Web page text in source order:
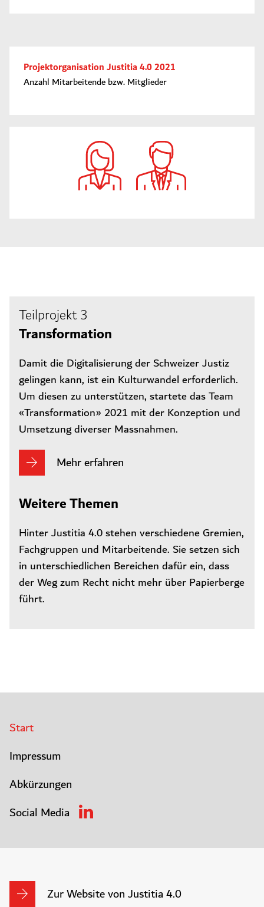
Projektorganisation Justitia 4.0 2021
Anzahl Mitarbeitende bzw. Mitglieder
Teilprojekt 3
Transformation
Damit die Digitalisierung der Schweizer Justiz
gelingen kann, ist ein Kulturwandel erforderlich.
Um diesen zu unterstützen, startete das Team
«Transformation» 2021 mit der Konzeption und
Umsetzung diverser Massnahmen.
Mehr erfahren
Weitere Themen
Hinter Justitia 4.0 stehen verschiedene Gremien,
Fachgruppen und Mitarbeitende. Sie setzen sich
in unterschiedlichen Bereichen dafür ein, dass
der Weg zum Recht nicht mehr über Papierberge
führt.
Start
Impressum
Abkürzungen
Social Media
Zur Website von Justitia 4.0